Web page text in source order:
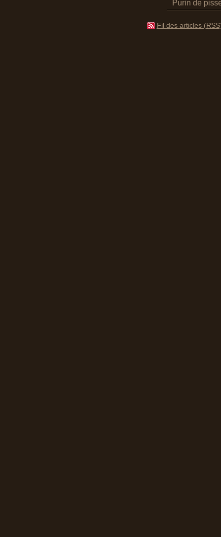
Purin de
Fil des articles